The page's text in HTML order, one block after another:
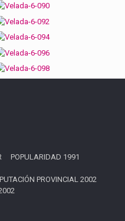
POPULARIDAD 1991
PROVINCIAL 2002